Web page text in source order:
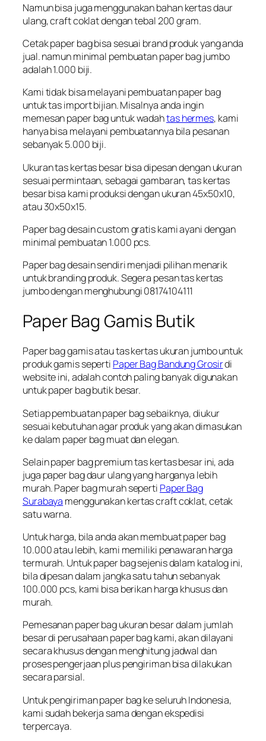
Namun bisa juga menggunakan bahan kertas daur
ulang, craft coklat dengan tebal 200 gram.
Cetak paper bag bisa sesuai brand produk yang anda
jual. namun minimal pembuatan paper bag jumbo
adalah 1.000 biji.
Kami tidak bisa melayani pembuatan paper bag
untuk tas import bijian. Misalnya anda ingin
memesan paper bag untuk wadahtas hermes, kami
hanya bisa melayani pembuatannya bila pesanan
sebanyak 5.000 biji.
Ukuran tas kertas besar bisa dipesan dengan ukuran
sesuai permintaan, sebagai gambaran, tas kertas
besar bisa kami produksi dengan ukuran 45x50x10,
atau 30x50x15.
Paper bag desain custom gratis kami ayani dengan
minimal pembuatan 1.000 pcs.
Paper bag desain sendiri menjadi pilihan menarik
untuk branding produk. Segera pesan tas kertas
jumbo dengan menghubungi 08174104111
Paper Bag Gamis Butik
Paper bag gamis atau tas kertas ukuran jumbo untuk
produk gamis seperti Paper Bag Bandung Grosirdi
website ini, adalah contoh paling banyak digunakan
untuk paper bag butik besar.
Setiap pembuatan paper bag sebaiknya, diukur
sesuai kebutuhan agar produk yang akan dimasukan
ke dalam paper bag muat dan elegan.
Selain paper bag premium tas kertas besar ini, ada
juga paper bag daur ulang yang harganya lebih
murah. Paper bag murah seperti Paper Bag
Surabaya menggunakan kertas craft coklat, cetak
satu warna.
Untuk harga, bila anda akan membuat paper bag
10.000 atau lebih, kami memiliki penawaran harga
termurah. Untuk paper bag sejenis dalam katalog ini,
bila dipesan dalam jangka satu tahun sebanyak
100.000 pcs, kami bisa berikan harga khusus dan
murah.
Pemesanan paper bag ukuran besar dalam jumlah
besar di perusahaan paper bag kami, akan dilayani
secara khusus dengan menghitung jadwal dan
proses pengerjaan plus pengiriman bisa dilakukan
secara parsial.
Untuk pengiriman paper bag ke seluruh Indonesia,
kami sudah bekerja sama dengan ekspedisi
terpercaya.